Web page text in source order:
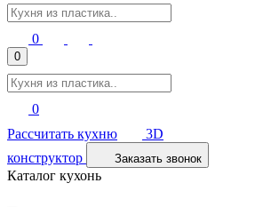
0
0
0
Рассчитать кухню
3D
конструктор
Заказать звонок
Каталог кухонь